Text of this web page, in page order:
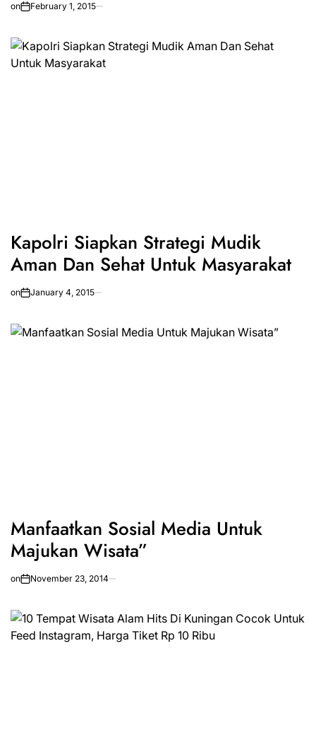
on February 1, 2015
Kapolri Siapkan Strategi Mudik
Aman Dan Sehat Untuk Masyarakat
on January 4, 2015
Manfaatkan Sosial Media Untuk
Majukan Wisata”
on November 23, 2014